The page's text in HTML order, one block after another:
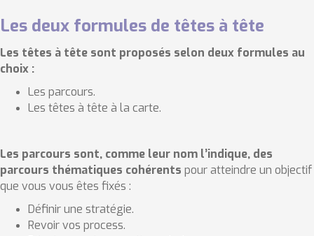
Les deux formules de têtes à tête
Les têtes à tête sont proposés selon deux formules au
choix :
Les parcours.
Les têtes à tête à la carte.
Les parcours sont, comme leur nom l’indique, des
parcours thématiques cohérents pour atteindre un objectif
que vous vous êtes fixés :
Définir une stratégie.
Revoir vos process.